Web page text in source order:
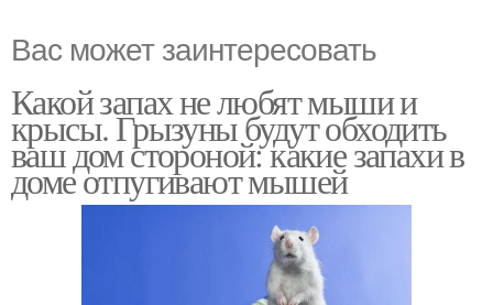
Вас может заинтересовать
Какой запах не любят мыши и
крысы. Грызуны будут обходить
ваш дом стороной: какие запахи в
доме отпугивают мышей